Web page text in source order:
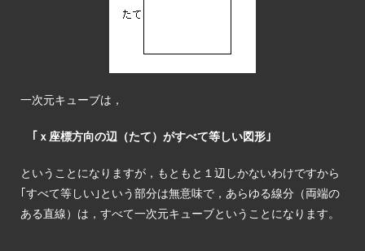
一次元キューブは，
｢ｘ座標方向の辺（たて）がすべて等しい図形｣
ということになりますが，もともと１辺しかないわけですから
｢すべて等しい｣という部分は無意味で，あらゆる線分（両端の
ある直線）は，すべて一次元キューブということになります。